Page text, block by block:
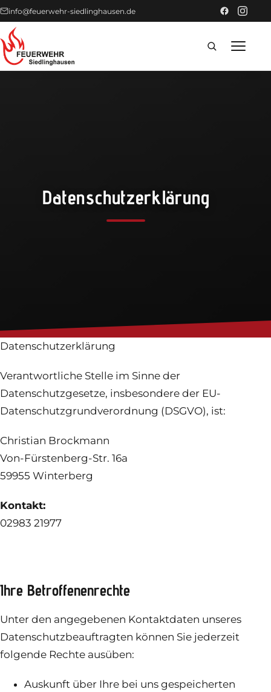
info@feuerwehr-siedlinghausen.de
Login
Datenschutzerklärung
Datenschutzerklärung
Verantwortliche Stelle im Sinne der
Datenschutzgesetze, insbesondere der EU-
Datenschutzgrundverordnung (DSGVO), ist:
Christian Brockmann
Von-Fürstenberg-Str. 16a
59955 Winterberg
Kontakt:
02983 21977
Ihre Betroffenenrechte
Unter den angegebenen Kontaktdaten unseres
Datenschutzbeauftragten können Sie jederzeit
folgende Rechte ausüben:
Auskunft über Ihre bei uns gespeicherten